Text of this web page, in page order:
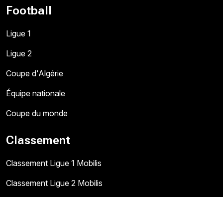
Football
Ligue 1
Ligue 2
Coupe d'Algérie
Équipe nationale
Coupe du monde
Classement
Classement Ligue 1 Mobilis
Classement Ligue 2 Mobilis